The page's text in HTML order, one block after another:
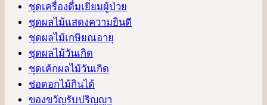
ชุดเครื่องดื่มเยี่ยมผู้ป่วย
ชุดผลไม้แสดงความยินดี
ชุดผลไม้เกษียณอายุ
ชุดผลไม้วันเกิด
ชุดเค้กผลไม้วันเกิด
ช่อดอกไม้กินได้
ของขวัญรับปริญญา